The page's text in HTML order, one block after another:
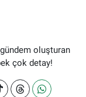
gündem oluşturan
çok detay!